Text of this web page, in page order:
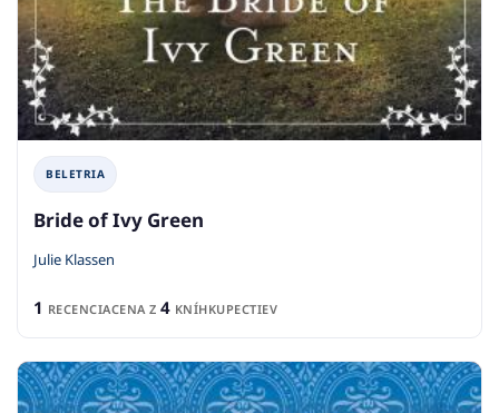
BELETRIA
Bride of Ivy Green
Julie Klassen
1 RECENCIACENA Z 4 KNÍHKUPECTIEV